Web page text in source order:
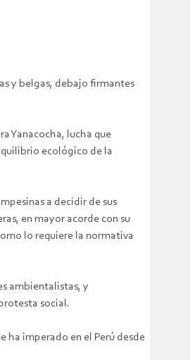
y belgas, debajo firmantes
Yanacocha, lucha que
ecológico de la
a decidir de sus
en mayor acorde con su
lo requiere la normativa
ambientalistas, y
social.
ha imperado en el Perú desde